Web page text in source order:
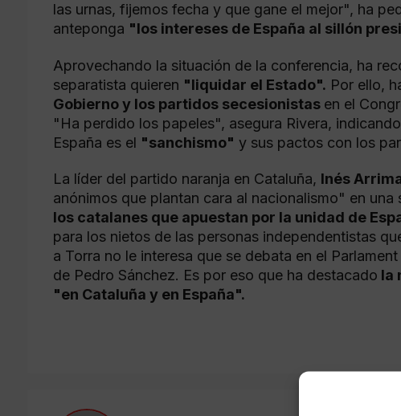
las urnas, fijemos fecha y que gane el mejor", ha
anteponga "los intereses de España al sillón
Aprovechando la situación de la conferencia, ha
separatista quieren "liquidar el Estado". Por ello,
Gobierno y los partidos secesionistas en el
"Ha perdido los papeles", asegura Rivera,
España es el "sanchismo" y sus pactos con los
La líder del partido naranja en Cataluña, Inés
anónimos que plantan cara al nacionalismo" en una
los catalanes que apuestan por la unidad de
para los nietos de las personas independentistas
a Torra no le interesa que se debata en el
de Pedro Sánchez. Es por eso que ha destacado la
"en Cataluña y en España".